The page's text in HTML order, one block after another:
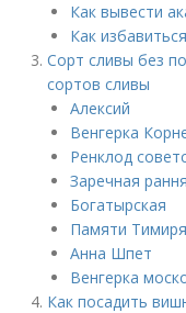
Как вывести
Как
Сорт сливы без
сортов сливы
Алексий
Венгерка
Ренклод
Заречная
Богатырская
Памяти
Анна Шпет
Венгерка
Как посадить